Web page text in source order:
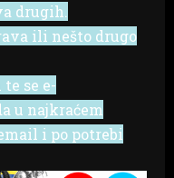
drugih.
ili nešto drugo
se e-
u najkraćem
i po potrebi